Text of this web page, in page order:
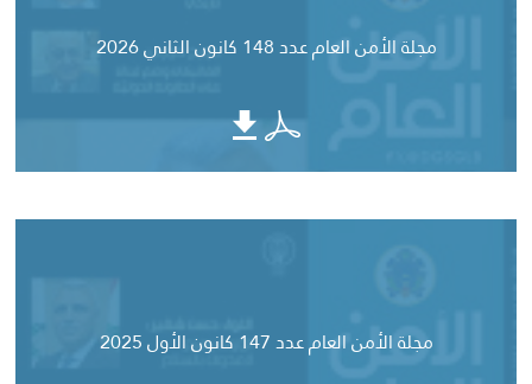
مجلة الأمن العام عدد 148 كانون الثاني 2026
مجلة الأمن العام عدد 147 كانون الأول 2025